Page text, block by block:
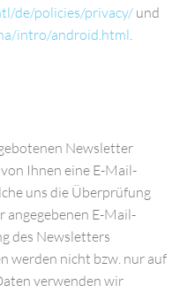
de/policies/privacy/ und
intro/android.html.
Newsletter
Ihnen eine E-Mail-
uns die Überprüfung
angegebenen E-Mail-
des Newsletters
werden nicht bzw. nur auf
verwenden wir